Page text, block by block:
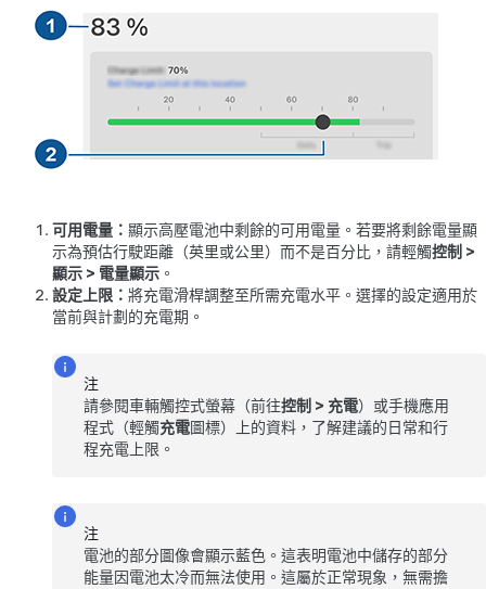
可用電量： 顯示高壓電池中剩餘的可用電量。若要將剩餘電量顯
示為預估行駛距離（英里或公里）而不是百分比，請輕觸控制 >
顯示 > 電量顯示 。
設定上限： 將充電滑桿調整至所需充電水平。選擇的設定適用於
當前與計劃的充電期。
注
請參閱車輛觸控式螢幕（前往控制 > 充電）或手機應用
程式（輕觸充電圖標）上的資料，了解建議的日常和行
程充電上限。
注
電池的部分圖像會顯示藍色。這表明電池中儲存的部分
能量因電池太冷而無法使用。這屬於正常現象，無需擔